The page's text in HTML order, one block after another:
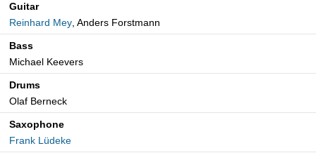
Guitar
Reinhard Mey, Anders Forstmann
Bass
Michael Keevers
Drums
Olaf Berneck
Saxophone
Frank Lüdeke